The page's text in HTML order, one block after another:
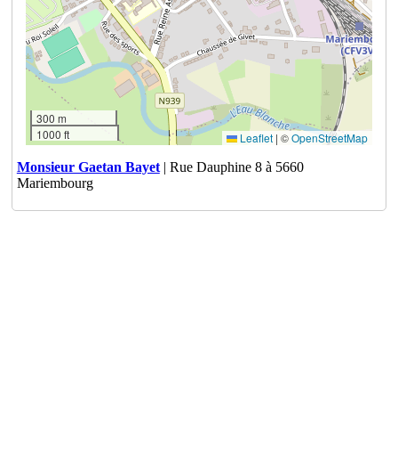
300 m
1000 ft
Leaflet | ©OpenStreetMap
Monsieur Gaetan Bayet| Rue Dauphine 8 à 5660
Mariembourg